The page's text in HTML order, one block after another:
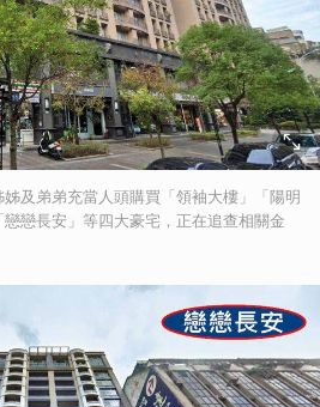
及弟弟充當人頭購買「領袖大樓」「陽明
戀長安」等四大豪宅，正在追查相關金